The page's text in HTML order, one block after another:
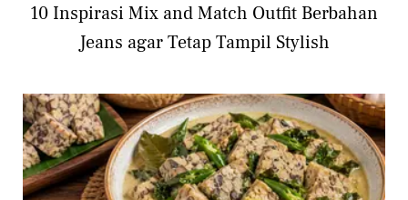
10 Inspirasi Mix and Match Outfit Berbahan
Jeans agar Tetap Tampil Stylish